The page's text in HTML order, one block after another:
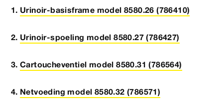
Urinoir-basisframe model 8580.26 (786410)
Urinoir-spoeling model 8580.27 (786427)
Cartoucheventiel model 8580.31 (786564)
Netvoeding model 8580.32 (786571)